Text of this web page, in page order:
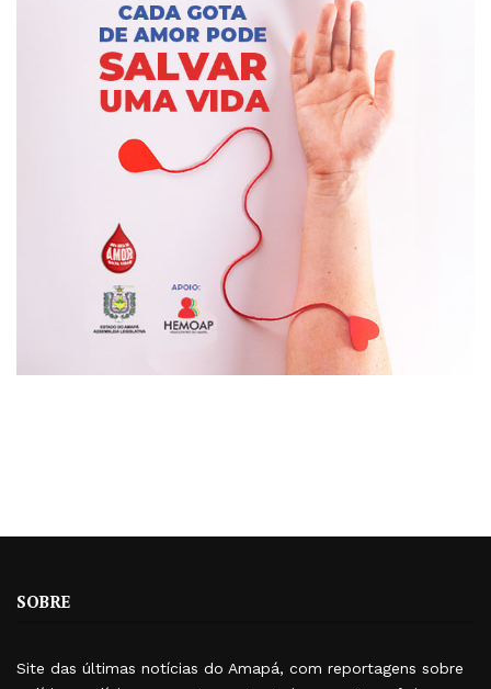
SOBRE
Site das últimas notícias do Amapá, com reportagens sobre